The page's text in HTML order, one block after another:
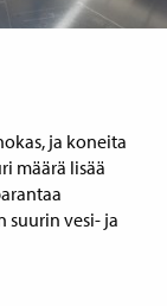
ja koneita
määrä lisää
suurin vesi- ja